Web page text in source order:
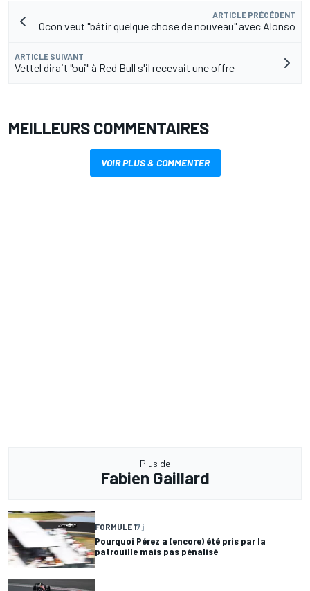
ARTICLE PRÉCÉDENT
Ocon veut "bâtir quelque chose de nouveau" avec Alonso
ARTICLE SUIVANT
Vettel dirait "oui" à Red Bull s'il recevait une offre
MEILLEURS COMMENTAIRES
VOIR PLUS & COMMENTER
Plus de
Fabien Gaillard
FORMULE 17 j
Pourquoi Pérez a (encore) été pris par la
patrouille mais pas pénalisé